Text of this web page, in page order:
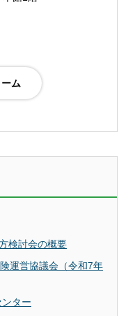
検討会の概要
運営協議会（令和7年
ター